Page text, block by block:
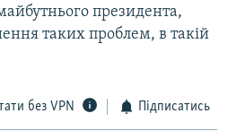
президента,
таких проблем, в такій
без VPN Підписатись